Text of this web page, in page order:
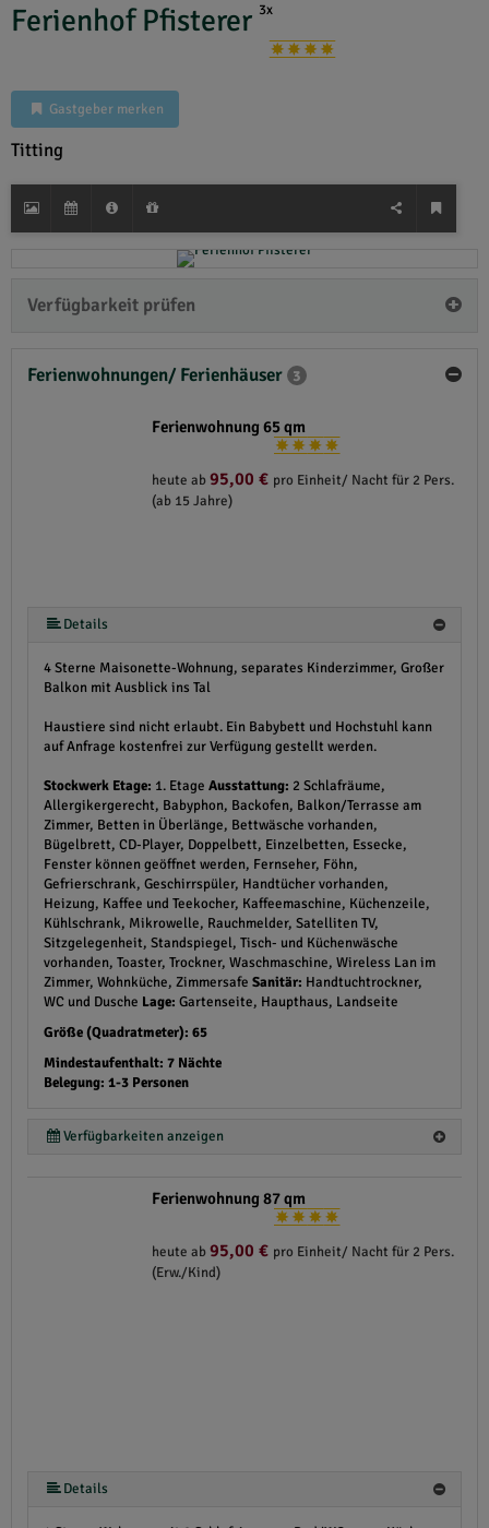
Ferienhof Pfisterer 3x
Gastgeber merken
Titting
Verfügbarkeit prüfen
Ferienwohnungen/ Ferienhäuser 3
Ferienwohnung 65 qm
heute ab 95,00 € pro Einheit/ Nacht für 2 Pers.
(ab 15 Jahre)
Details
4 Sterne Maisonette-Wohnung, separates Kinderzimmer, Großer
Balkon mit Ausblick ins Tal
Haustiere sind nicht erlaubt. Ein Babybett und Hochstuhl kann
auf Anfrage kostenfrei zur Verfügung gestellt werden.
Stockwerk Etage: 1. Etage Ausstattung: 2 Schlafräume,
Allergikergerecht, Babyphon, Backofen, Balkon/Terrasse am
Zimmer, Betten in Überlänge, Bettwäsche vorhanden,
Bügelbrett, CD-Player, Doppelbett, Einzelbetten, Essecke,
Fenster können geöffnet werden, Fernseher, Föhn,
Gefrierschrank, Geschirrspüler, Handtücher vorhanden,
Heizung, Kaffee und Teekocher, Kaffeemaschine, Küchenzeile,
Kühlschrank, Mikrowelle, Rauchmelder, Satelliten TV,
Sitzgelegenheit, Standspiegel, Tisch- und Küchenwäsche
vorhanden, Toaster, Trockner, Waschmaschine, Wireless Lan im
Zimmer, Wohnküche, Zimmersafe Sanitär: Handtuchtrockner,
WC und Dusche Lage: Gartenseite, Haupthaus, Landseite
Größe (Quadratmeter): 65
Mindestaufenthalt: 7 Nächte
Belegung: 1-3 Personen
Verfügbarkeiten anzeigen
Ferienwohnung 87 qm
heute ab 95,00 € pro Einheit/ Nacht für 2 Pers.
(Erw./Kind)
Details